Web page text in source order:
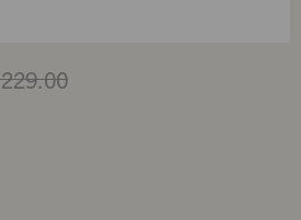
229.00